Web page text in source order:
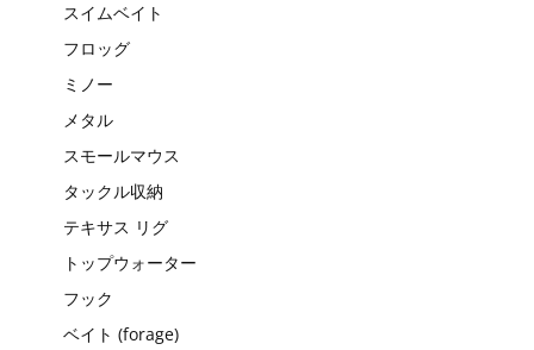
スイムベイト
フロッグ
ミノー
メタル
スモールマウス
タックル収納
テキサス リグ
トップウォーター
フック
ベイト (forage)